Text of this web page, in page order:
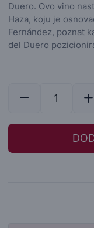
Duero. Ovo vino
Haza, koju je
Fernández, poznat
del Duero